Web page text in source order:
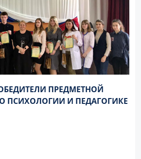
ПРЕДМЕТНОЙ
И ПЕДАГОГИКЕ